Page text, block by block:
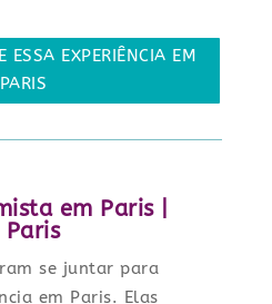
ESSA EXPERIÊNCIA EM
PARIS
em Paris |
Paris
se juntar para
em Paris. Elas